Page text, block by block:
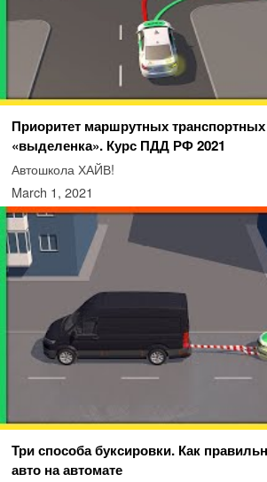
Приоритет маршрутных транспортных
«выделенка». Курс ПДД РФ 2021
Автошкола ХАЙВ!
March 1, 2021
Три способа буксировки. Как
авто на автомате